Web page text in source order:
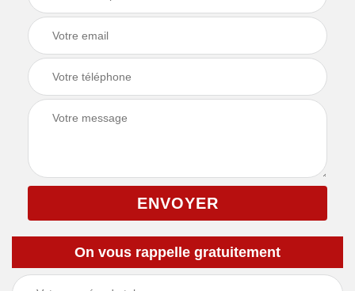
On vous rappelle gratuitement